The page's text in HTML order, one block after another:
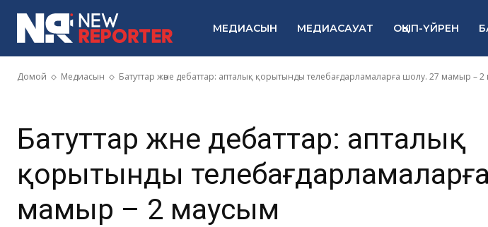
МЕДИАСЫН МЕДИАСАУАТ ОҚЫП-ҮЙРЕН
Домой Медиасын Батуттар және дебаттар: апталық қорытынды телебағдарламаларға шолу. 27 мамыр –
мамыр – 2 маусым
Батуттар және дебаттар: апталық
қорытынды
мамыр – 2 маусым